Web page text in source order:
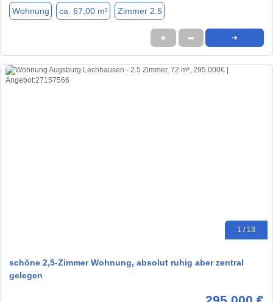
Wohnung ca. 67,00 m² Zimmer 2.5
★ ➦ ➜
1 / 13
schöne 2,5-Zimmer Wohnung, absolut ruhig aber zentral
gelegen